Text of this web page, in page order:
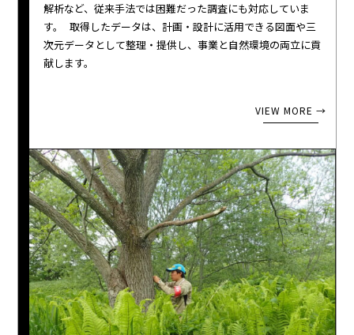
解析など、従来手法では困難だった調査にも対応していま
す。 取得したデータは、計画・設計に活用できる図面や三
次元データとして整理・提供し、事業と自然環境の両立に貢
献します。
VIEW MORE →